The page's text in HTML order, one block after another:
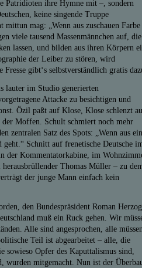
Patridioten ihre Hymne mit –, sondern
keine singende Truppe
mag: „Wenn aus zuschauen Farbe
viele tausend Massenmännchen auf, die
lassen, und bilden aus ihren Körpern
der Leiber zu stören, wird
gibt‘s selbstverständlich gratis
lauter im Studio generierten
Attacke zu besichtigen und
Özil paßt auf Klose, Klose schlenzt
Moffen. Schult schmiert noch mehr
zentralen Satz des Spots: „Wenn aus
Schnitt auf frenetische Deutsche
der Kommentatorkabine, im
Thomas Müller – zu
der junge Mann einfach kein
den Bundespräsident Roman Herzog
muß ein Ruck gehen. Wir
Alle sind angesprochen, alle
Teil ist abgearbeitet – alle, die
sowieso Opfer des Kaputtalismus sind,
wurden mitgemacht. Nun ist der